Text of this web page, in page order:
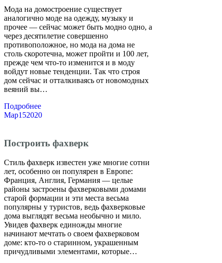
Мода на домостроение существует
аналогично моде на одежду, музыку и
прочее — сейчас может быть модно одно, а
через десятилетие совершенно
противоположное, но мода на дома не
столь скоротечна, может пройти и 100 лет,
прежде чем что-то изменится и в моду
войдут новые тенденции. Так что строя
дом сейчас и отталкиваясь от новомодных
веяний вы…
Подробнее
Мар152020
Построить фахверк
Стиль фахверк известен уже многие сотни
лет, особенно он популярен в Европе:
Франция, Англия, Германия — целые
районы застроены фахверковыми домами
старой формации и эти места весьма
популярны у туристов, ведь фахверковые
дома выглядят весьма необычно и мило.
Увидев фахверк единожды многие
начинают мечтать о своем фахверковом
доме: кто-то о старинном, украшенным
причудливыми элементами, которые…